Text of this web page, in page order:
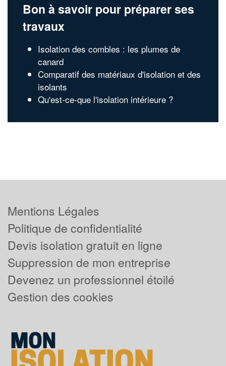
Bon à savoir pour préparer ses
travaux
Isolation des combles : les plumes de
canard
Comparatif des matériaux d'isolation et des
isolants
Qu'est-ce-que l'isolation intérieure ?
Mentions Légales
Politique de confidentialité
Devis isolation gratuit en ligne
Suppression de mon entreprise
Devenez un professionnel étoilé
Gestion des cookies